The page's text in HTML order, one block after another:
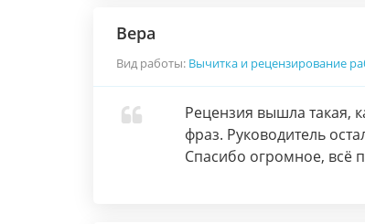
Вера
Вид работы: Вычитка и рецензирование
Рецензия вышла такая,
фраз. Руководитель
Спасибо огромное, всё